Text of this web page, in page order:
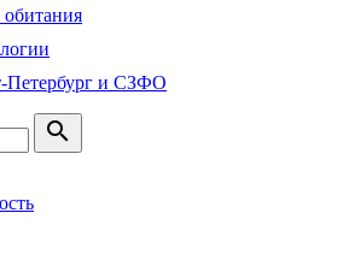
Петербург и СЗФО
search